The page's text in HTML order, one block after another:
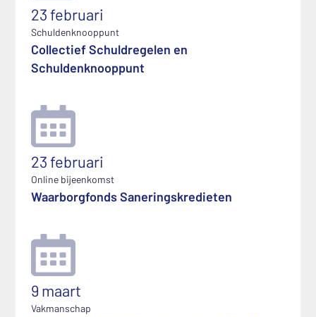
23 februari
Schuldenknooppunt
Collectief Schuldregelen en
Schuldenknooppunt
23 februari
Online bijeenkomst
Waarborgfonds Saneringskredieten
9 maart
Vakmanschap